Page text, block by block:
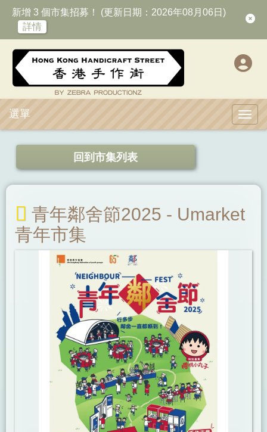
新增 3 個市集招募！ (更新日期：2026年08月06日)
詳情
選單
回到市集列表
青年鄰舍節2025 - Umarket
青年市集